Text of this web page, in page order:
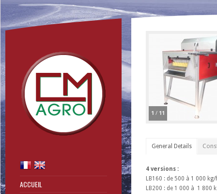
1 / 11
General Details
4 versions :
LB160 : de 500 à 1 000 kg/
LB200 : de 1 000 à 1 800
ACCUEIL